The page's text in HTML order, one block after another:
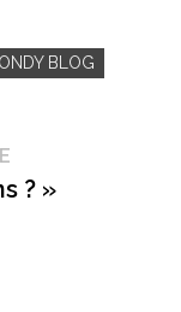
BLOG
précédente :
? »